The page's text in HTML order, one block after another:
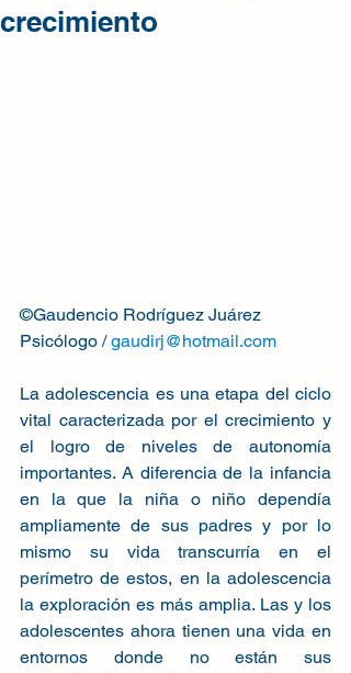
crecimiento
©Gaudencio Rodríguez Juárez
Psicólogo / gaudirj@hotmail.com
La adolescencia es una etapa del ciclo
vital caracterizada por el crecimiento y
el logro de niveles de autonomía
importantes. A diferencia de la infancia
en la que la niña o niño dependía
ampliamente de sus padres y por lo
mismo su vida transcurría en el
perímetro de estos, en la adolescencia
la exploración es más amplia. Las y los
adolescentes ahora tienen una vida en
entornos donde no están sus